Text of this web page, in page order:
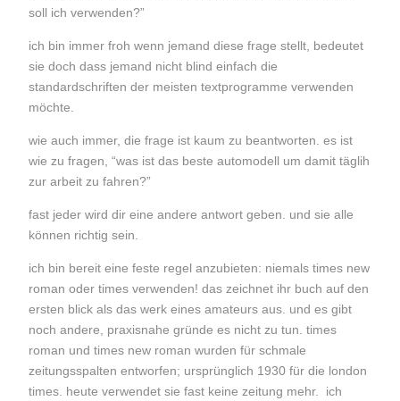
soll ich verwenden?”
ich bin immer froh wenn jemand diese frage stellt, bedeutet
sie doch dass jemand nicht blind einfach die
standardschriften der meisten textprogramme verwenden
möchte.
wie auch immer, die frage ist kaum zu beantworten. es ist
wie zu fragen, “was ist das beste automodell um damit täglih
zur arbeit zu fahren?”
fast jeder wird dir eine andere antwort geben. und sie alle
können richtig sein.
ich bin bereit eine feste regel anzubieten: niemals times new
roman oder times verwenden! das zeichnet ihr buch auf den
ersten blick als das werk eines amateurs aus. und es gibt
noch andere, praxisnahe gründe es nicht zu tun. times
roman und times new roman wurden für schmale
zeitungsspalten entworfen; ursprünglich 1930 für die london
times. heute verwendet sie fast keine zeitung mehr. ich